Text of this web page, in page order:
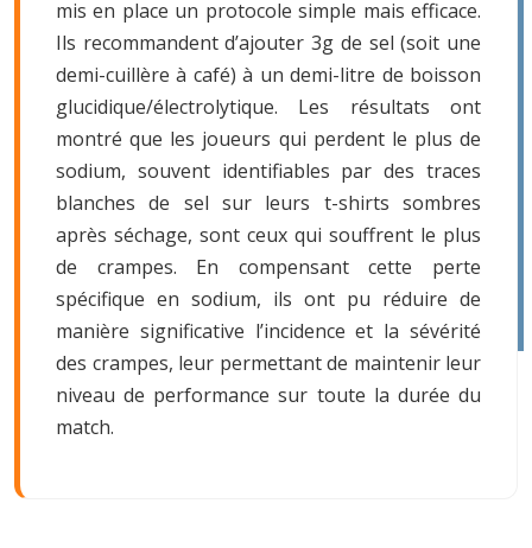
mis en place un protocole simple mais efficace.
Ils recommandent d’ajouter 3g de sel (soit une
demi-cuillère à café) à un demi-litre de boisson
glucidique/électrolytique. Les résultats ont
montré que les joueurs qui perdent le plus de
sodium, souvent identifiables par des traces
blanches de sel sur leurs t-shirts sombres
après séchage, sont ceux qui souffrent le plus
de crampes. En compensant cette perte
spécifique en sodium, ils ont pu réduire de
manière significative l’incidence et la sévérité
des crampes, leur permettant de maintenir leur
niveau de performance sur toute la durée du
match.